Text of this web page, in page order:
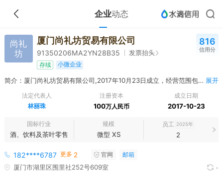
企业动态
尚礼
坊
厦门尚礼坊贸易有限公司
91350206MA2YN28B35 发票抬头
存续 小微企业
816
信用分
简介：厦门尚礼坊贸易有限公司,2017年10月23日成立，经营范围包括酒、饮料及茶叶类预包装食品零售（含冷藏冷冻食品）；果品零售；酒、饮料及茶叶类散装食品零售（含冷藏冷冻食品）；其他未列明预包装食品零售（含冷藏冷冻食品）；其他未列明散装食品零售（含冷藏冷冻食品）；酒、饮料及茶叶类预包装食品批发（含冷藏冷冻食品）；酒、饮料及茶叶类散装食品批发（含冷藏冷冻食品）；其他未列明预包装食品批发（含冷藏冷冻食品）；其他未列明散装食品批发（含冷藏冷冻食品）；粮油类预包装食品零售（含冷藏冷冻食品）；粮油类散装食品零售（含冷藏冷冻食品）；米、面制品及食用油类预包装食品批发（含冷藏冷冻食品）；米、面制品及食用油类散装食品批发（含冷藏冷冻食品）；糕点、糖果及糖类预包装食品批发（含冷藏冷冻食品）；糕点、糖果及糖类散装食品批发（含冷藏冷冻食品）；果品批发；文具用品批发；五金产品批发；汽车零配件批发；电气设备批发；计算机、软件及辅助设备批发；其他文化用品批发；厨房、卫生间用具及日用杂货批发；其他家庭用品批发；化妆品及卫生用品批发；其他未列明批发业（不含需经许可审批的经营项目）；化妆品及卫生用品零售；厨房用具及日用杂品零售；其他日用品零售；互联网销售；其他未列明零售业（不含需经许可审批的项目）；文具用品零售；体育用品及器材零售（不含弩）；珠宝首饰零售；乐器零售；照相器材零售；其他文化用品零售；家用视听设备零售；日用家电设备零售；计算机、软件及辅助设备零售；其他电子产品零售；纺织品及针织品零售；服装零售；鞋帽零售；钟表、眼镜零售；箱、包零售；纺织品、针织品及原料批发；服装批发；鞋帽批发；灯具、装饰物品批发；家用电器批发；谷物、豆及薯类批发。 展开
法定代表人
林丽珠
注册资本
100万人民币
成立日期
2017-10-23
国标行业
酒、饮料及茶叶零售
规模
微型 XS
员工 2025年
2
182****6787 更多 2 官网 邮箱
厦门市湖里区围里社252号609室 -